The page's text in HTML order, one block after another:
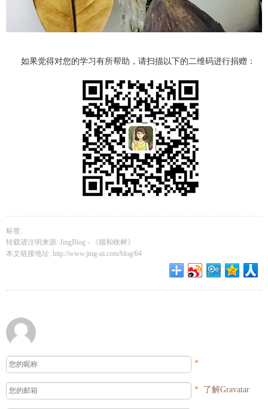
如果觉得对您的学习有所帮助，请扫描以下的二维码进行捐赠：
标签:
转载请注明来源: JingBlog -
《猫和铁树》
本文链接地址: http://www.jing-ui.com/blog/64
*
* 了解Gravatar